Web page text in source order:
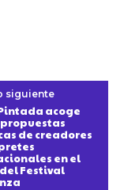
siguiente
acoge
de creadores
en el
Festival